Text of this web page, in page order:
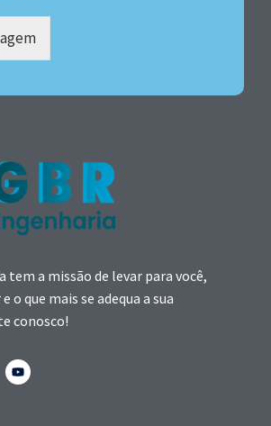
tem a missão de levar para você,
o que mais se adequa a sua
conosco!